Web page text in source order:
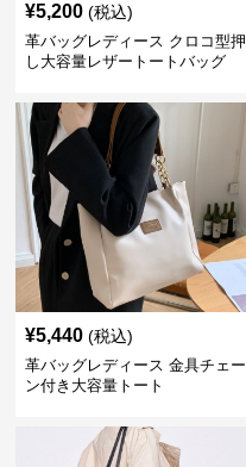
¥5,200 (税込)
革バッグレディース クロコ型押
し大容量レザートートバッグ
¥5,440 (税込)
革バッグレディース 金具チェー
ン付き大容量トート